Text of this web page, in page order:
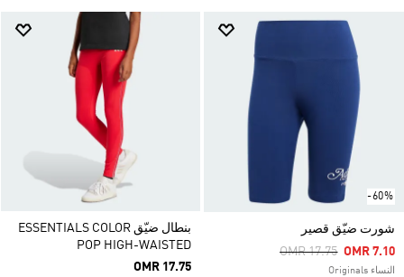
-60%
شورت ضيّق قصير
Price Reduced From
OMR 17.75ToOMR 7.10
النساء Originals
بنطال ضيّق ESSENTIALS COLOR
POP HIGH-WAISTED
OMR 17.75